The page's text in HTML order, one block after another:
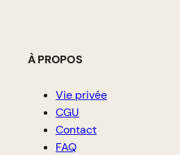
À PROPOS
Vie privée
CGU
Contact
FAQ